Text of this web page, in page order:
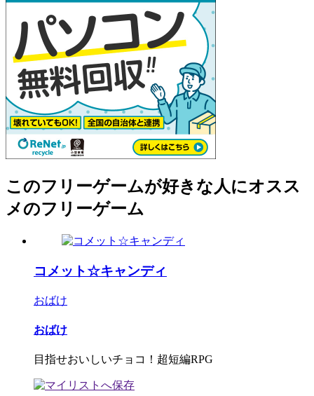
このフリーゲームが好きな人にオスス
メのフリーゲーム
コメット☆キャンディ
おばけ
おばけ
目指せおいしいチョコ！超短編RPG